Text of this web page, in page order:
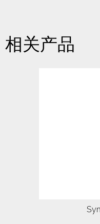
相关产品